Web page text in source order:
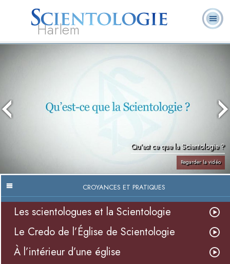
Harlem
Qu’est ce que la Scientologie ?
Regarder la vidéo
CROYANCES ET PRATIQUES
Les scientologues et la Scientologie
Le Credo de l’Église de Scientologie
À l’intérieur d’une église